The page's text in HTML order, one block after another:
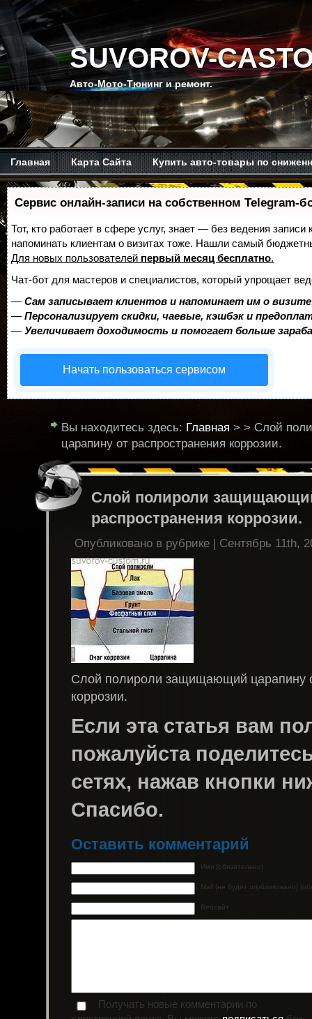
SUVOROV-
Авто-Мото-Тюнинг и ремонт.
Главная Карта Сайта
Купить авто-товары по
Мой канал на Ютубе.
Обо мне. Рекомендую изучить.
Сервис онлайн-записи на собственном Telegram-
Тот, кто работает в сфере услуг, знает — без ведения
напоминать клиентам о визитах тоже. Нашли самый
Для новых пользователей первый месяц бесплатно.
Чат-бот для мастеров и специалистов, который упрощает
— Сам записывает клиентов и напоминает им о
— Персонализирует скидки, чаевые, кэшбэк и
— Увеличивает доходимость и помогает больше
Начать пользоваться сервисом
Вы находитесь здесь: Главная > > Слой
царапину от распространения коррозии.
Слой полироли
распространения коррозии.
Опубликовано в рубрике | Сентябрь 11th,
Слой полироли защищающий царапину
коррозии.
Если эта статья вам
пожалуйста
сетях, нажав кнопки
Спасибо.
Оставить комментарий
Имя (обязательно)
Mail (не будет опубликовано)
Вебсайт
Получать новые комментарии по